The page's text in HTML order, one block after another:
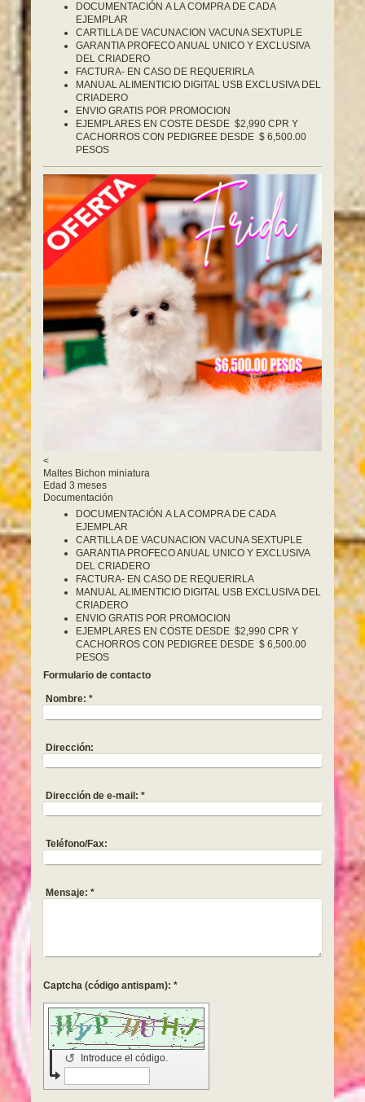
DOCUMENTACIÓN A LA COMPRA DE CADA
EJEMPLAR
CARTILLA DE VACUNACION VACUNA SEXTUPLE
GARANTIA PROFECO ANUAL UNICO Y EXCLUSIVA
DEL CRIADERO
FACTURA- EN CASO DE REQUERIRLA
MANUAL ALIMENTICIO DIGITAL USB EXCLUSIVA DEL
CRIADERO
ENVIO GRATIS POR PROMOCION
EJEMPLARES EN COSTE DESDE $2,990 CPR Y
CACHORROS CON PEDIGREE DESDE $ 6,500.00
PESOS
<
Maltes Bichon miniatura
Edad 3 meses
Documentación
DOCUMENTACIÓN A LA COMPRA DE CADA
EJEMPLAR
CARTILLA DE VACUNACION VACUNA SEXTUPLE
GARANTIA PROFECO ANUAL UNICO Y EXCLUSIVA
DEL CRIADERO
FACTURA- EN CASO DE REQUERIRLA
MANUAL ALIMENTICIO DIGITAL USB EXCLUSIVA DEL
CRIADERO
ENVIO GRATIS POR PROMOCION
EJEMPLARES EN COSTE DESDE $2,990 CPR Y
CACHORROS CON PEDIGREE DESDE $ 6,500.00
PESOS
Formulario de contacto
Nombre: *
Dirección:
Dirección de e-mail: *
Teléfono/Fax:
Mensaje: *
Captcha (código antispam): *
Introduce el código.
↺